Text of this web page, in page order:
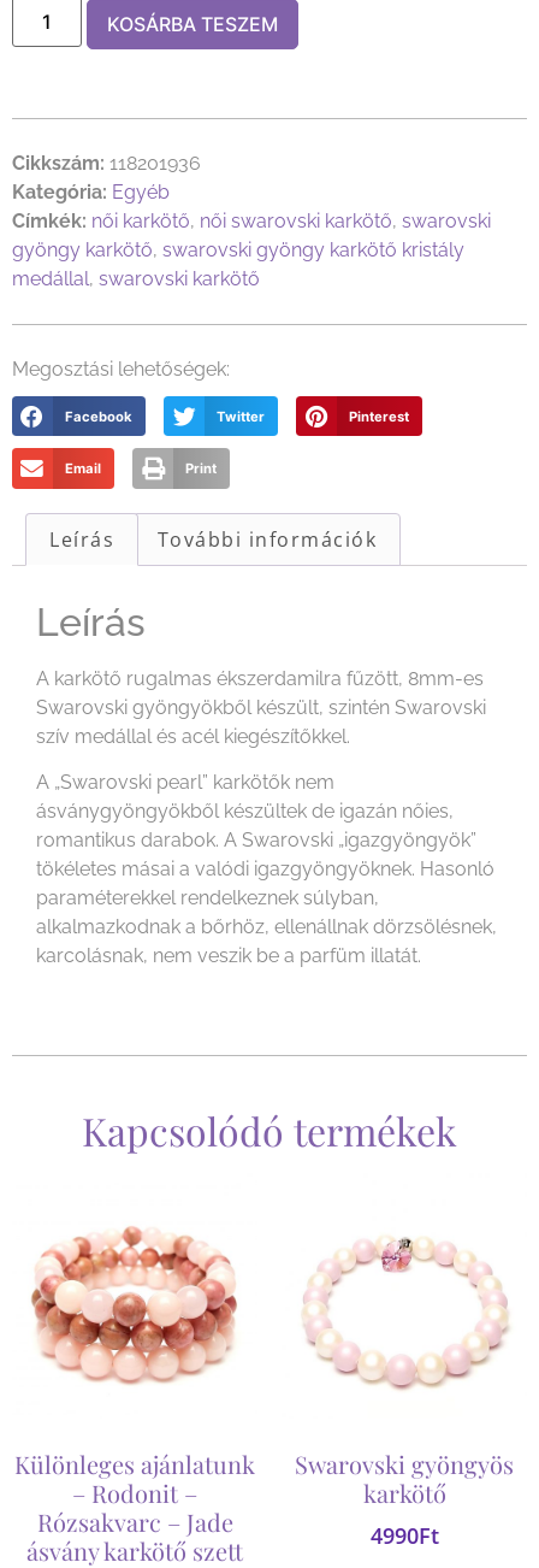
KOSÁRBA TESZEM
Cikkszám: 118201936
Kategória: Egyéb
Címkék: női karkötő, női swarovski karkötő, swarovski
gyöngy karkötő, swarovski gyöngy karkötő kristály
medállal, swarovski karkötő
Megosztási lehetőségek:
Facebook Twitter Pinterest
Email Print
Leírás További információk
Leírás
A karkötő rugalmas ékszerdamilra fűzött, 8mm-es
Swarovski gyöngyökből készült, szintén Swarovski
szív medállal és acél kiegészítőkkel.
A „Swarovski pearl” karkötők nem
ásványgyöngyökből készültek de igazán nőies,
romantikus darabok. A Swarovski „igazgyöngyök”
tökéletes másai a valódi igazgyöngyöknek. Hasonló
paraméterekkel rendelkeznek súlyban,
alkalmazkodnak a bőrhöz, ellenállnak dörzsölésnek,
karcolásnak, nem veszik be a parfüm illatát.
Kapcsolódó termékek
Különleges ajánlatunk
– Rodonit –
Rózsakvarc – Jade
ásvány karkötő szett
Swarovski gyöngyös
karkötő
4990Ft